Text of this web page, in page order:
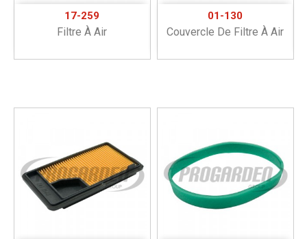
17-259
Filtre À Air
01-130
Couvercle De Filtre À Air